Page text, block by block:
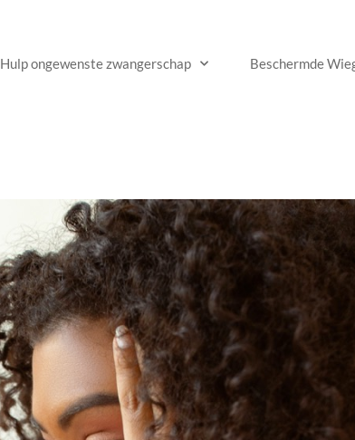
Hulp ongewenste zwangerschap Beschermde